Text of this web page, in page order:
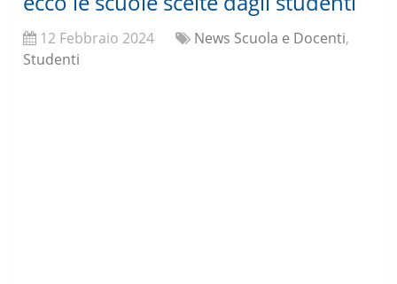
12 Febbraio 2024 News Scuola e Docenti,
Studenti